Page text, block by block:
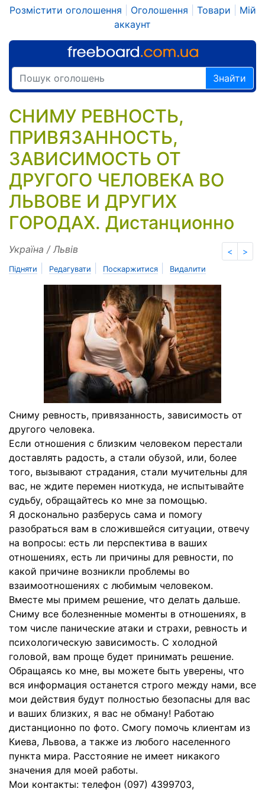
Розмістити оголошення Оголошення Товари
Мій
аккаунт
Знайти
СНИМУ РЕВНОСТЬ,
ПРИВЯЗАННОСТЬ,
ЗАВИСИМОСТЬ ОТ
ДРУГОГО ЧЕЛОВЕКА ВО
ЛЬВОВЕ И ДРУГИХ
ГОРОДАХ. Дистанционно
< >
Україна / Львів
Підняти Редагувати Поскаржитися Видалити
Сниму ревность, привязанность, зависимость от
другого человека.
Если отношения с близким человеком перестали
доставлять радость, а стали обузой, или, более
того, вызывают страдания, стали мучительны для
вас, не ждите перемен ниоткуда, не испытывайте
судьбу, обращайтесь ко мне за помощью.
Я досконально разберусь сама и помогу
разобраться вам в сложившейся ситуации, отвечу
на вопросы: есть ли перспектива в ваших
отношениях, есть ли причины для ревности, по
какой причине возникли проблемы во
взаимоотношениях с любимым человеком.
Вместе мы примем решение, что делать дальше.
Сниму все болезненные моменты в отношениях, в
том числе панические атаки и страхи, ревность и
психологическую зависимость. С холодной
головой, вам проще будет принимать решение.
Обращаясь ко мне, вы можете быть уверены, что
вся информация останется строго между нами, все
мои действия будут полностью безопасны для вас
и ваших близких, я вас не обману! Работаю
дистанционно по фото. Смогу помочь клиентам из
Киева, Львова, а также из любого населенного
пункта мира. Расстояние не имеет никакого
значения для моей работы.
Мои контакты: телефон (097) 4399703,